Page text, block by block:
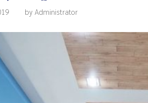
by Administrator